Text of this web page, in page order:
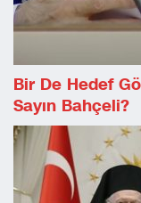
Bir De Hedef
Sayın Bahçeli?